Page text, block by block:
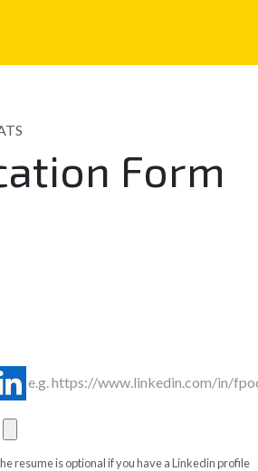
Form
resume is optional if you have a Linkedin profile